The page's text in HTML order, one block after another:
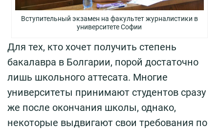
Вступительный экзамен на факультет журналистики в
университете Софии
Для тех, кто хочет получить степень
бакалавра в Болгарии, порой достаточно
лишь школьного аттесата. Многие
университеты принимают студентов сразу
же после окончания школы, однако,
некоторые выдвигают свои требования по